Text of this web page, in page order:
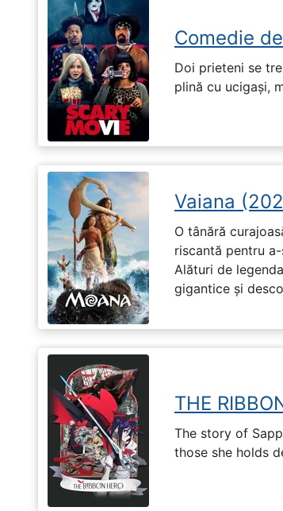
Comedie
Doi prieteni se
plină cu ucigași,
Vaiana
O tânără
riscantă pentru
Alături de
gigantice și
THE
The story of
those she holds